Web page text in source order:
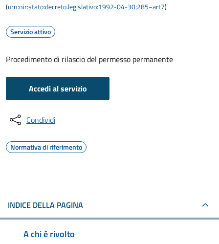
(urn:nir:stato:decreto.legislativo:1992-04-30;285~art7)
Servizio attivo
Procedimento di rilascio del permesso permanente
Accedi al servizio
Condividi
Normativa di riferimento
INDICE DELLA PAGINA
A chi è rivolto